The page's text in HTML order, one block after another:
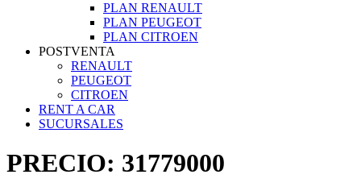
PLAN RENAULT
PLAN PEUGEOT
PLAN CITROEN
POSTVENTA
RENAULT
PEUGEOT
CITROEN
RENT A CAR
SUCURSALES
PRECIO: 31779000